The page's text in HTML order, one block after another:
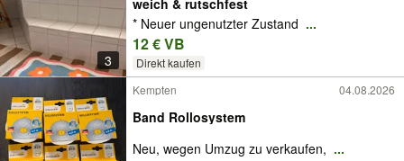
3
* Neuer ungenutzter Zustand ...
12 € VB
Direkt kaufen
Kempten
04.08.2026
Band Rollosystem
Neu, wegen Umzug zu verkaufen, ...